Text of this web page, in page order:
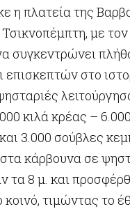
η πλατεία της
με
συγκεντρώνει
επισκεπτών στο
κιλά κρέας – 6.000
3.000 σούβλες
κάρβουνα σε
τα 8 μ. και
τιμώντας το